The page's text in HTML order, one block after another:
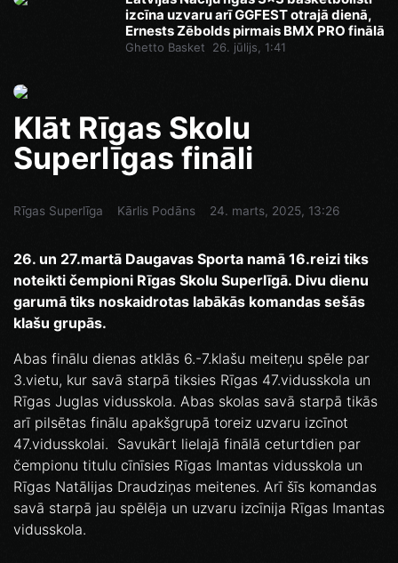
izcīna uzvaru arī GGFEST otrajā dienā,
Ernests Zēbolds pirmais BMX PRO finālā
Ghetto Basket 26. jūlijs, 1:41
Klāt Rīgas Skolu
Superlīgas fināli
Rīgas Superlīga Kārlis Podāns 24. marts, 2025, 13:26
26. un 27.martā Daugavas Sporta namā 16.reizi tiks
noteikti čempioni Rīgas Skolu Superlīgā. Divu dienu
garumā tiks noskaidrotas labākās komandas sešās
klašu grupās.
Abas finālu dienas atklās 6.-7.klašu meiteņu spēle par
3.vietu, kur savā starpā tiksies Rīgas 47.vidusskola un
Rīgas Juglas vidusskola. Abas skolas savā starpā tikās
arī pilsētas finālu apakšgrupā toreiz uzvaru izcīnot
47.vidusskolai. Savukārt lielajā finālā ceturtdien par
čempionu titulu cīnīsies Rīgas Imantas vidusskola un
Rīgas Natālijas Draudziņas meitenes. Arī šīs komandas
savā starpā jau spēlēja un uzvaru izcīnija Rīgas Imantas
vidusskola.